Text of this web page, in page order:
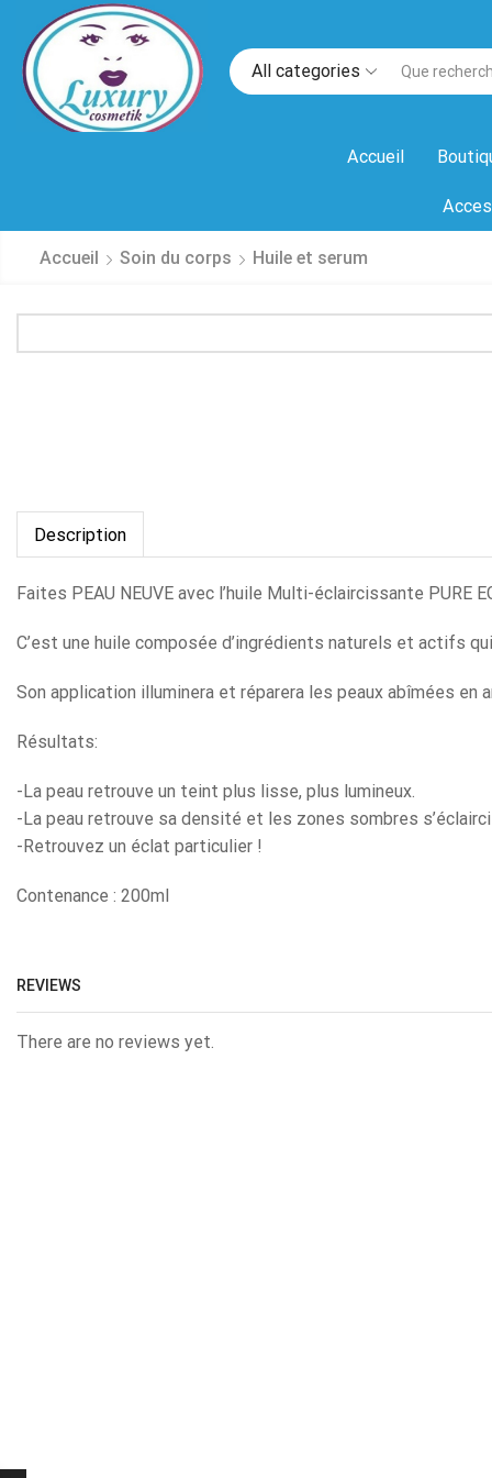
All categories
Accueil
Accueil Soin du corps Huile et serum
Description
Faites PEAU NEUVE avec l’huile Multi-éclaircissante PURE
C’est une huile composée d’ingrédients naturels et actifs
Son application illuminera et réparera les peaux abîmées
Résultats:
-La peau retrouve un teint plus lisse, plus lumineux.
-La peau retrouve sa densité et les zones sombres
-Retrouvez un éclat particulier !
Contenance : 200ml
REVIEWS
There are no reviews yet.